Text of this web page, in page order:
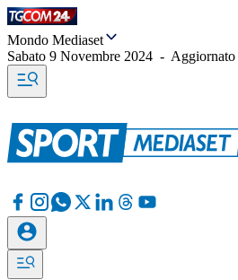
Mondo Mediaset
Sabato 9 Novembre 2024 - Aggiornato